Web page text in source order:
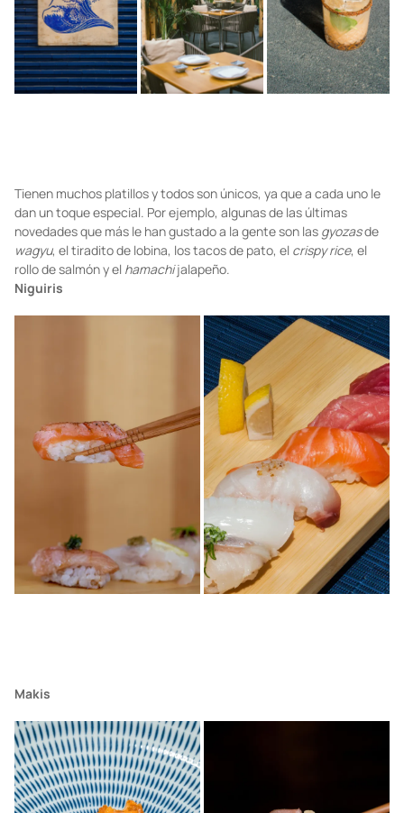
Tienen muchos platillos y todos son únicos, ya que a cada uno le
dan un toque especial. Por ejemplo, algunas de las últimas
novedades que más le han gustado a la gente son las gyozasde
wagyu, el tiradito de lobina, los tacos de pato, el crispy rice, el
rollo de salmón y el hamachijalapeño.
Niguiris
Makis